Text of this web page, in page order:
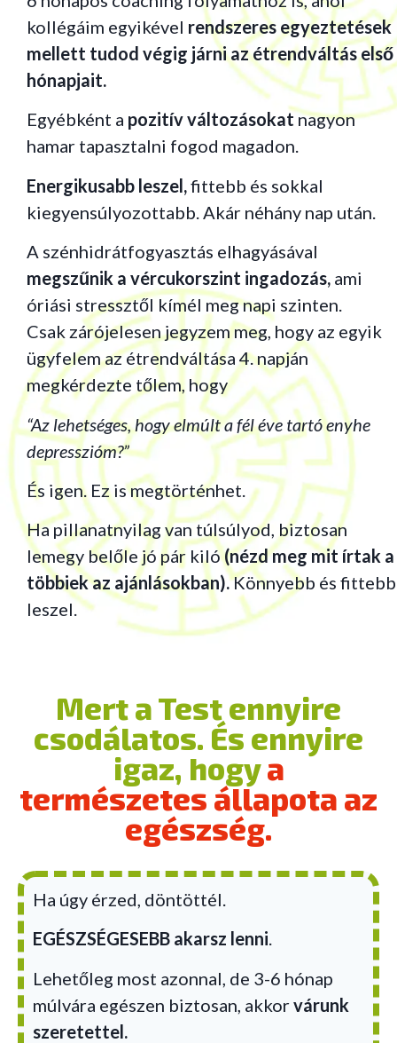
kollégáim egyikével rendszeres egyeztetések
mellett tudod végig járni az étrendváltás első
hónapjait.
Egyébként a pozitív változásokatnagyon
hamar tapasztalni fogod magadon.
Energikusabb leszel,fittebb és sokkal
kiegyensúlyozottabb. Akár néhány nap után.
A szénhidrátfogyasztás elhagyásával
megszűnik a vércukorszint ingadozás, ami
óriási stressztől kímél meg napi szinten.
Csak zárójelesen jegyzem meg, hogy az egyik
ügyfelem az étrendváltása 4. napján
megkérdezte tőlem, hogy
“Az lehetséges, hogy elmúlt a fél éve tartó enyhe
depresszióm?”
És igen. Ez is megtörténhet.
Ha pillanatnyilag van túlsúlyod, biztosan
lemegy belőle jó pár kiló(nézd meg mit írtak a
többiek az ajánlásokban).Könnyebb és fittebb
leszel.
Mert a Test ennyire
csodálatos. És ennyire
igaz, hogya
természetes állapota az
egészség.
Ha úgy érzed, döntöttél.
EGÉSZSÉGESEBB akarsz lenni.
Lehetőleg most azonnal, de 3-6 hónap
múlvára egészen biztosan, akkorvárunk
szeretettel.